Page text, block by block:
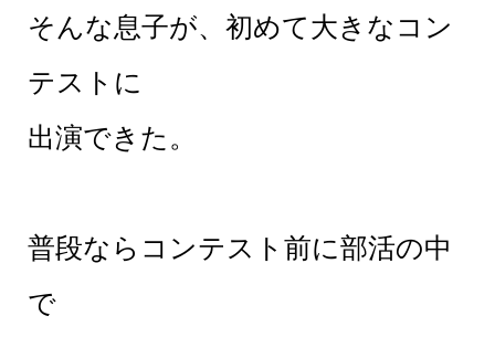
そんな息子が、初めて大きなコン
テストに
出演できた。
普段ならコンテスト前に部活の中
で